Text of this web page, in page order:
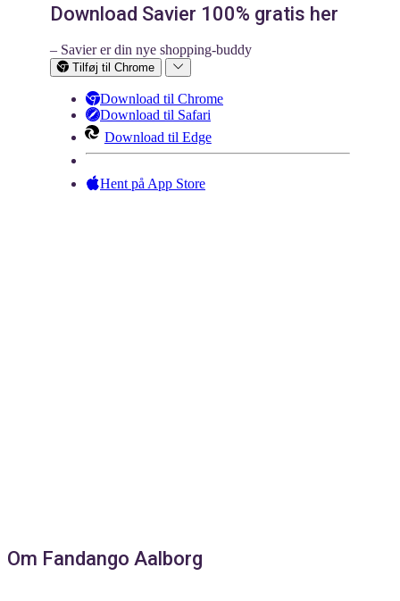
Download Savier 100% gratis her
– Savier er din nye shopping-buddy
Tilføj til Chrome
Download til Chrome
Download til Safari
Download til Edge
Hent på App Store
Om Fandango Aalborg